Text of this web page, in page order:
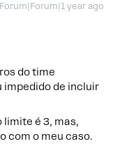
Forum|Forum|1 year ago
do time
impedido de incluir
limite é 3, mas,
com o meu caso.